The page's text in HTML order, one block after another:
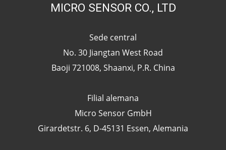
MICRO SENSOR CO., LTD
Sede central
No. 30 Jiangtan West Road
Baoji 721008, Shaanxi, P.R. China
Filial alemana
Micro Sensor GmbH
Girardetstr. 6, D-45131 Essen, Alemania